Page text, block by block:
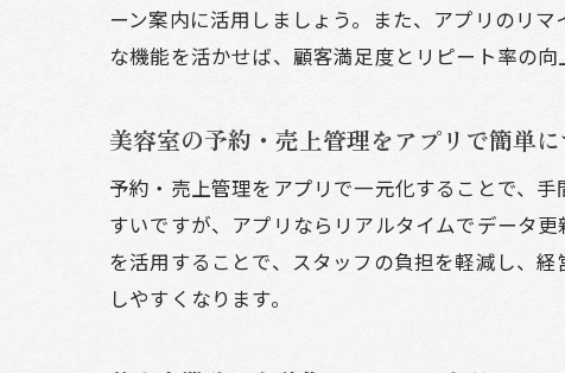
ーン案内に活用しましょう。また、アプリのリ
な機能を活かせば、顧客満足度とリピート率の向
美容室の予約・売上管理をアプリで簡単
予約・売上管理をアプリで一元化することで、
すいですが、アプリならリアルタイムでデータ
を活用することで、スタッフの負担を軽減し、
しやすくなります。